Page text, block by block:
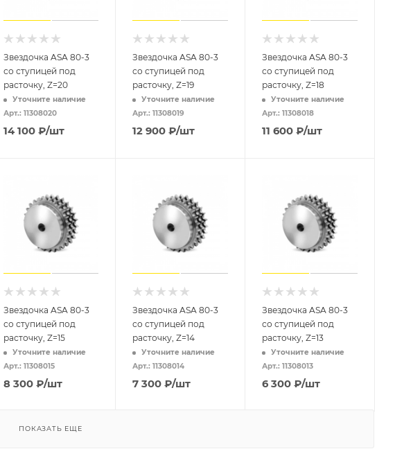
Звездочка ASA 80-3
со ступицей под
расточку, Z=20
Уточните наличие
Арт.: 11308020
14 100₽/шт
Звездочка ASA 80-3
со ступицей под
расточку, Z=19
Уточните наличие
Арт.: 11308019
12 900 ₽/шт
Звездочка ASA 80-3
со ступицей под
расточку, Z=18
Уточните наличие
Арт.: 11308018
11 600 ₽/шт
Звездочка ASA 80-3
со ступицей под
расточку, Z=15
Уточните наличие
Арт.: 11308015
8 300₽/шт
Звездочка ASA 80-3
со ступицей под
расточку, Z=14
Уточните наличие
Арт.: 11308014
7 300 ₽/шт
Звездочка ASA 80-3
со ступицей под
расточку, Z=13
Уточните наличие
Арт.: 11308013
6 300 ₽/шт
ПОКАЗАТЬ ЕЩЕ